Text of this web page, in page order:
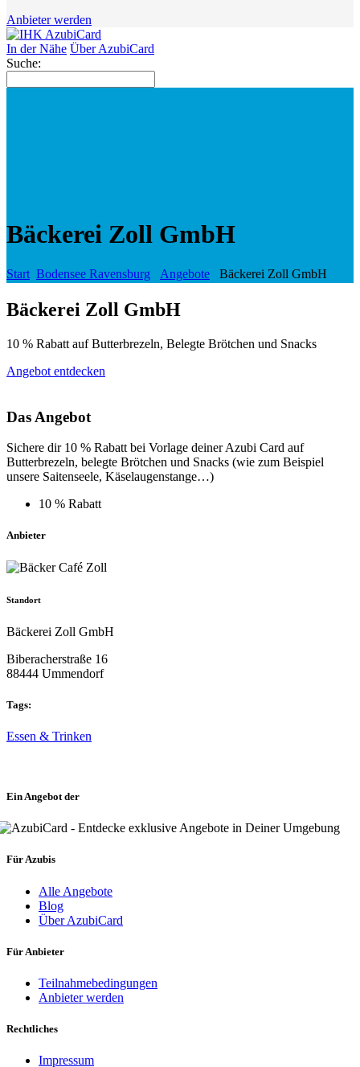
Anbieter werden
In der Nähe Über AzubiCard
Suche:
Bäckerei Zoll GmbH
Start Bodensee Ravensburg Angebote Bäckerei Zoll GmbH
Bäckerei Zoll GmbH
10 % Rabatt auf Butterbrezeln, Belegte Brötchen und Snacks
Angebot entdecken
Das Angebot
Sichere dir 10 % Rabatt bei Vorlage deiner Azubi Card auf
Butterbrezeln, belegte Brötchen und Snacks (wie zum Beispiel
unsere Saitenseele, Käselaugenstange…)
10 % Rabatt
Anbieter
Standort
Bäckerei Zoll GmbH
Biberacherstraße 16
88444 Ummendorf
Tags:
Essen & Trinken
Ein Angebot der
Für Azubis
Alle Angebote
Blog
Über AzubiCard
Für Anbieter
Teilnahmebedingungen
Anbieter werden
Rechtliches
Impressum